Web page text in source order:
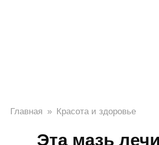
Главная » Красота и здоровье
Эта мазь